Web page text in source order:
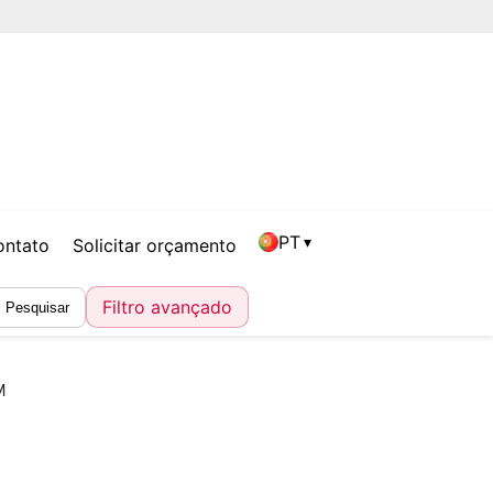
Solicitar orçamento PT▾
Pesquisar Filtro avançado